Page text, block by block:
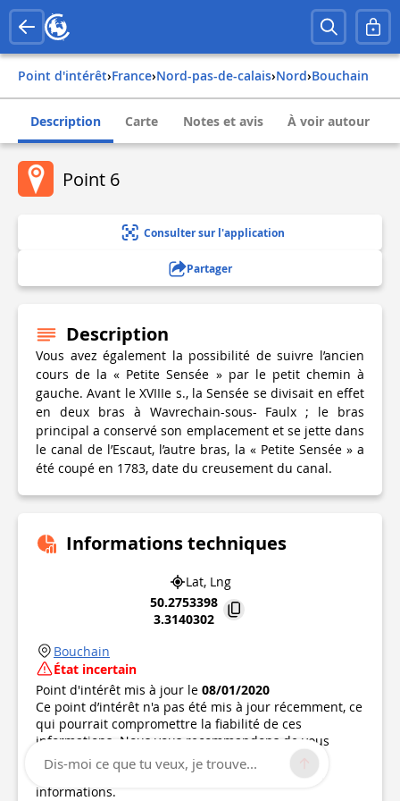
Point d'intérêt› france› nord-pas-de-calais› nord› bouchain
Description Carte Notes et avis À voir autour
Point 6
Consulter sur l'application
Partager
Description
Vous avez également la possibilité de suivre l’ancien
cours de la « Petite Sensée » par le petit chemin à
gauche. Avant le XVIIIe s., la Sensée se divisait en effet
en deux bras à Wavrechain-sous- Faulx ; le bras
principal a conservé son emplacement et se jette dans
le canal de l’Escaut, l’autre bras, la « Petite Sensée » a
été coupé en 1783, date du creusement du canal.
Informations techniques
Lat, Lng
50.2753398
3.3140302
Bouchain
État incertain
Point d'intérêt mis à jour le 08/01/2020
Ce point d’intérêt n'a pas été mis à jour récemment, ce
qui pourrait compromettre la fiabilité de ces
informations. Nous vous recommandons de vous
renseigner et de prendre toutes les précautions
nécessaires. Si vous en êtes l'auteur, vérifiez vos
informations.
Dis-moi ce que tu veux, je trouve...